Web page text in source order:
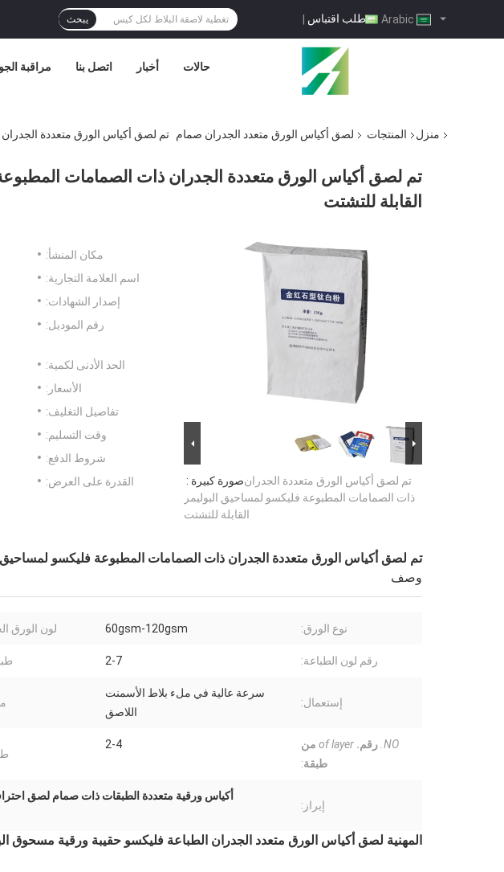
طلب اقتباس | يبحث
مراقبة اتصل بنا أخبار حالات
منزل المنتجات لصق أكياس الورق متعدد الجدران صمام تم لصق أكياس الورق متعددة الجدران
تم لصق أكياس الورق متعددة الجدران ذات الصمامات
القابلة للتشتت
صورة كبيرة :تم لصق أكياس الورق متعددة الجدران
ذات الصمامات المطبوعة فليكسو لمساحيق البوليمر
القابلة للتشتت
مكان المنشأ:
اسم العلامة التجارية:
إصدار الشهادات:
رقم الموديل:
الحد الأدنى لكمية:
الأسعار:
تفاصيل التغليف:
وقت التسليم:
شروط الدفع:
القدرة على العرض:
تم لصق أكياس الورق متعددة الجدران ذات الصمامات المطبوعة فليكسو لمساحيق
وصف
نوع الورق: 60gsm-120gsm لون الورق
رقم لون الطباعة: 2-7
إستعمال:
سرعة عالية في ملء بلاط الأسمنت
اللاصق
NO. رقم. of layer من
طبقة:
2-4
إبراز:
أكياس ورقية متعددة الطبقات ذات صمام لصق
المهنية لصق أكياس الورق متعدد الجدران الطباعة فليكسو حقيبة ورقية مسحوق